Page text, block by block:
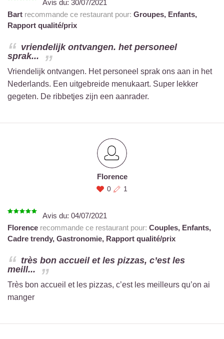
Avis du: 30/07/2021
Bart recommande ce restaurant pour: Groupes, Enfants,
Rapport qualité/prix
vriendelijk ontvangen. het personeel
sprak...
Vriendelijk ontvangen. Het personeel sprak ons aan in het
Nederlands. Een uitgebreide menukaart. Super lekker
gegeten. De ribbetjes zijn een aanrader.
Florence
0 1
Avis du: 04/07/2021
Florence recommande ce restaurant pour: Couples, Enfants,
Cadre trendy, Gastronomie, Rapport qualité/prix
très bon accueil et les pizzas, c’est les
meill...
Très bon accueil et les pizzas, c’est les meilleurs qu’on ai
manger